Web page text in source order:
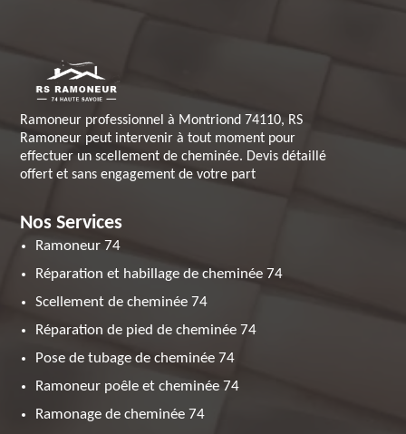
Ramoneur professionnel à Montriond 74110, RS
Ramoneur peut intervenir à tout moment pour
effectuer un scellement de cheminée. Devis détaillé
offert et sans engagement de votre part
Nos Services
Ramoneur 74
Réparation et habillage de cheminée 74
Scellement de cheminée 74
Réparation de pied de cheminée 74
Pose de tubage de cheminée 74
Ramoneur poêle et cheminée 74
Ramonage de cheminée 74